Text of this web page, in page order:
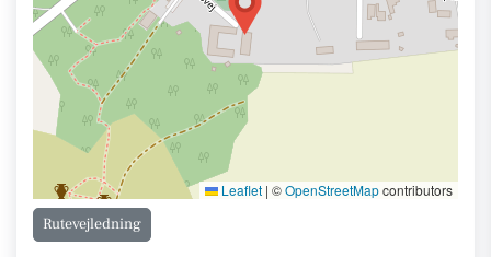
Leaflet | ©OpenStreetMapcontributors
Rutevejledning